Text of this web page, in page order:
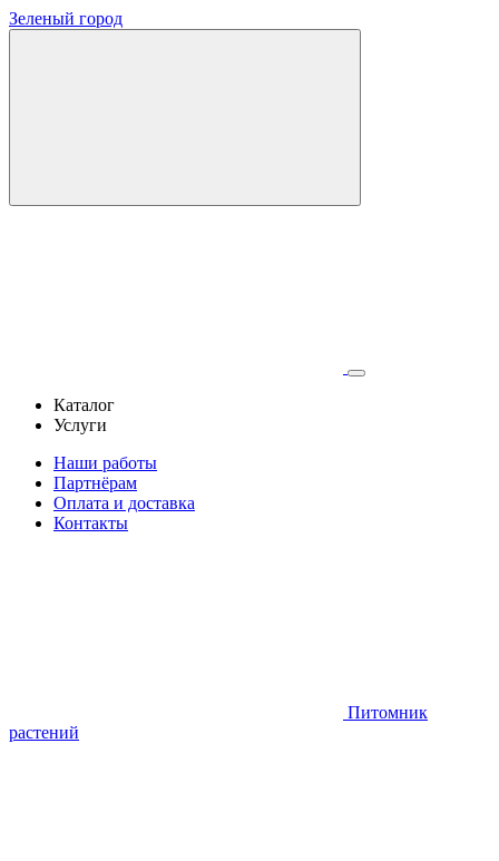
Зеленый город
Каталог
Услуги
Наши работы
Партнёрам
Оплата и доставка
Контакты
Питомник
растений